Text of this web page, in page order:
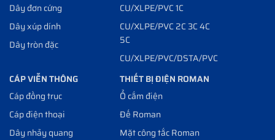
Dây đơn cứng
Dây xúp dính
Dây tròn đặc
CU/XLPE/PVC 1C
CU/XLPE/PVC 2C 3C 4C
5C
CU/XLPE/PVC/DSTA/PVC
CÁP VIỄN THÔNG
Cáp đồng trục
Cáp điện thoại
Dây nhảy quang
THIẾT BỊ ĐIỆN ROMAN
Ổ cắm điện
Đế Roman
Mặt công tắc Roman